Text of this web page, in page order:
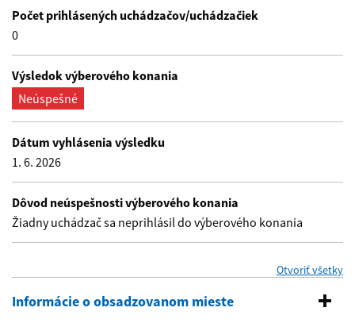
Počet prihlásených uchádzačov/uchádzačiek
0
Výsledok výberového konania
Neúspešné
Dátum vyhlásenia výsledku
1. 6. 2026
Dôvod neúspešnosti výberového konania
Žiadny uchádzač sa neprihlásil do výberového konania
Otvoriť všetky
Informácie o obsadzovanom mieste